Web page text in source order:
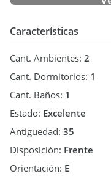
Características
Cant. Ambientes: 2
Cant. Dormitorios: 1
Cant. Baños: 1
Estado: Excelente
Antiguedad: 35
Disposición: Frente
Orientación: E